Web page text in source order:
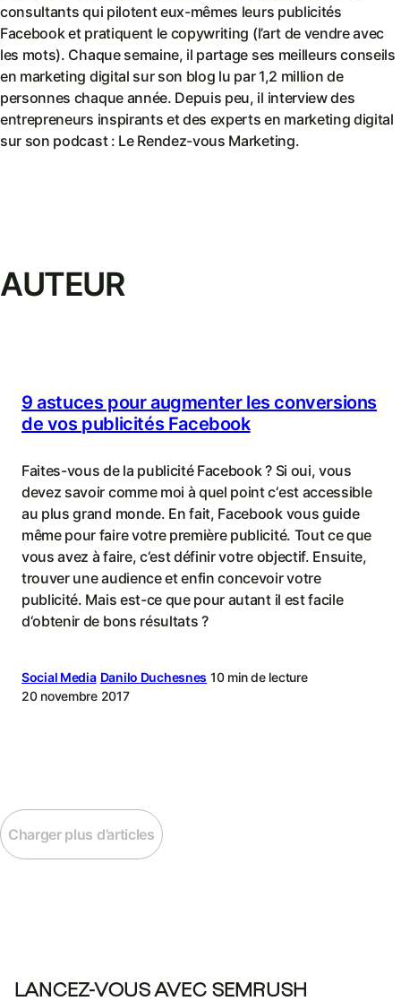
consultants qui pilotent eux-mêmes leurs publicités
Facebook et pratiquent le copywriting (l’art de vendre avec
les mots). Chaque semaine, il partage ses meilleurs conseils
en marketing digital sur son blog lu par 1,2 million de
personnes chaque année. Depuis peu, il interview des
entrepreneurs inspirants et des experts en marketing digital
sur son podcast : Le Rendez-vous Marketing.
AUTEUR
9 astuces pour augmenter les conversions
de vos publicités Facebook
Faites-vous de la publicité Facebook ? Si oui, vous
devez savoir comme moi à quel point c‘est accessible
au plus grand monde. En fait, Facebook vous guide
même pour faire votre première publicité. Tout ce que
vous avez à faire, c‘est définir votre objectif. Ensuite,
trouver une audience et enfin concevoir votre
publicité. Mais est-ce que pour autant il est facile
d‘obtenir de bons résultats ?
Social Media Danilo Duchesnes 10 min de lecture
20 novembre 2017
Charger plus d’articles
LANCEZ-VOUS AVEC SEMRUSH